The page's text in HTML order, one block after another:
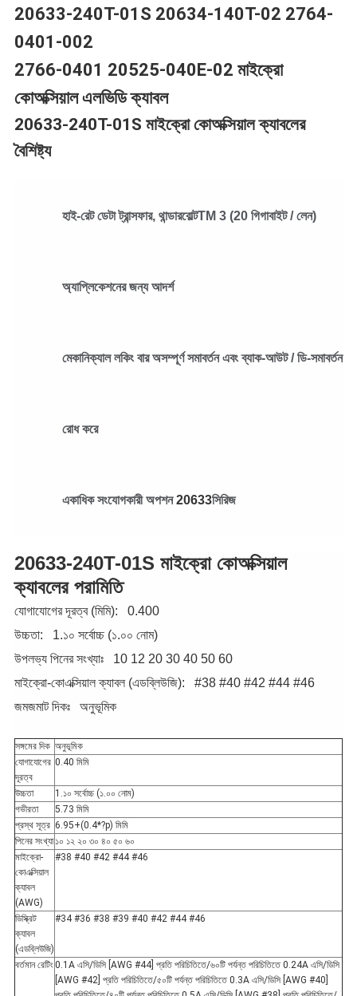
নীতি
20633-240T-01S 20634-140T-02 2764-
0401-002
2766-0401 20525-040E-02 মাইক্রো
কোঅক্সিয়াল এলভিডি ক্যাবল
20633-240T-01S মাইক্রো কোঅক্সিয়াল ক্যাবলের
বৈশিষ্ট্য
হাই-রেট ডেটা ট্রান্সফার, থান্ডারবোল্টTM 3 (20 গিগাবাইট / লেন)
অ্যাপ্লিকেশনের জন্য আদর্শ
মেকানিক্যাল লকিং বার অসম্পূর্ণ সমাবর্তন এবং ব্যাক-আউট / ডি-সমাবর্তন
রোধ করে
একাধিক সংযোগকারী অপশন 20633সিরিজ
20633-240T-01S মাইক্রো কোঅক্সিয়াল
ক্যাবলের পরামিতি
যোগাযোগের দূরত্ব (মিমি):
0.400
উচ্চতা:
1.১০ সর্বোচ্চ (১.০০ নোম)
উপলভ্য পিনের সংখ্যাঃ
10 12 20 30 40 50 60
মাইক্রো-কোএক্সিয়াল ক্যাবল (এডব্লিউজি):
#38 #40 #42 #44 #46
জমজমাট দিকঃ
অনুভূমিক
সঙ্গমের দিক অনুভূমিক
যোগাযোগের
দূরত্ব
0.40 মিমি
উচ্চতা
1.১০ সর্বোচ্চ (১.০০ নোম)
গভীরতা
5.73 মিমি
প্রস্থ সূত্র 6.95+(0.4*?p) মিমি
পিনের সংখ্যা ১০ ১২ ২০ ৩০ ৪০ ৫০ ৬০
মাইক্রো-
কোএক্সিয়াল
ক্যাবল
(AWG)
#38 #40 #42 #44 #46
ডিস্ক্রিট
ক্যাবল
(এডব্লিউজি)
#34 #36 #38 #39 #40 #42 #44 #46
বর্তমান রেটিং0.1A এসি/ডিসি [AWG #44] প্রতি পরিচিতিতে/৬০টি পর্যন্ত পরিচিতিতে 0.24A এসি/ডিসি
[AWG #42] প্রতি পরিচিতিতে/৫০টি পর্যন্ত পরিচিতিতে 0.3A এসি/ডিসি [AWG #40]